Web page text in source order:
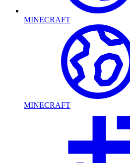
MINECRAFT
MINECRAFT